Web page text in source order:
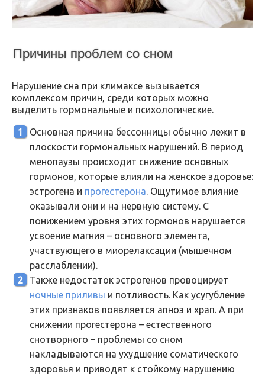
Причины проблем со сном
Нарушение сна при климаксе вызывается
комплексом причин, среди которых можно
выделить гормональные и психологические.
Основная причина бессонницы обычно лежит в
плоскости гормональных нарушений. В период
менопаузы происходит снижение основных
гормонов, которые влияли на женское здоровье:
эстрогена и прогестерона . Ощутимое влияние
оказывали они и на нервную систему. С
понижением уровня этих гормонов нарушается
усвоение магния – основного элемента,
участвующего в миорелаксации (мышечном
расслаблении).
Также недостаток эстрогенов провоцирует
ночные приливы и потливость. Как усугубление
этих признаков появляется апноэ и храп. А при
снижении прогестерона – естественного
снотворного – проблемы со сном
накладываются на ухудшение соматического
здоровья и приводят к стойкому нарушению